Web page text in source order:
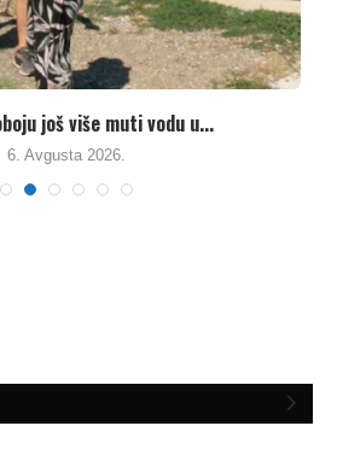
još više muti vodu u...
6. Avgusta 2026.